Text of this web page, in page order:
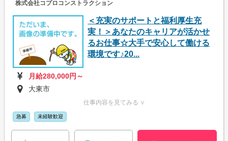
株式会社コプロコンストラクション
＜充実のサポートと福利厚生充
実！＞あなたのキャリアが活かせ
るお仕事☆大手で安心して働ける
環境です♪20...
月給280,000円～
大東市
仕事内容を見てみる ∨
急募 未経験歓迎